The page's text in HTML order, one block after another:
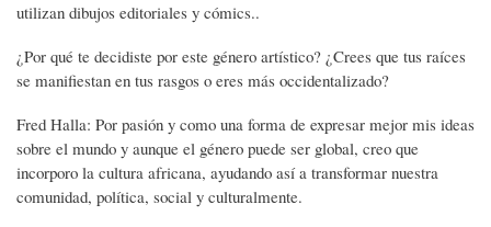
utilizan dibujos editoriales y cómics..
¿Por qué te decidiste por este género artístico? ¿Crees que tus raíces
se manifiestan en tus rasgos o eres más occidentalizado?
Fred Halla: Por pasión y como una forma de expresar mejor mis ideas
sobre el mundo y aunque el género puede ser global, creo que
incorporo la cultura africana, ayudando así a transformar nuestra
comunidad, política, social y culturalmente.